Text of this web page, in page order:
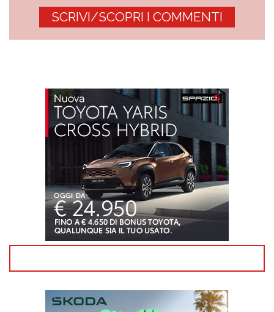
SCRIVI/SCOPRI I COMMENTI